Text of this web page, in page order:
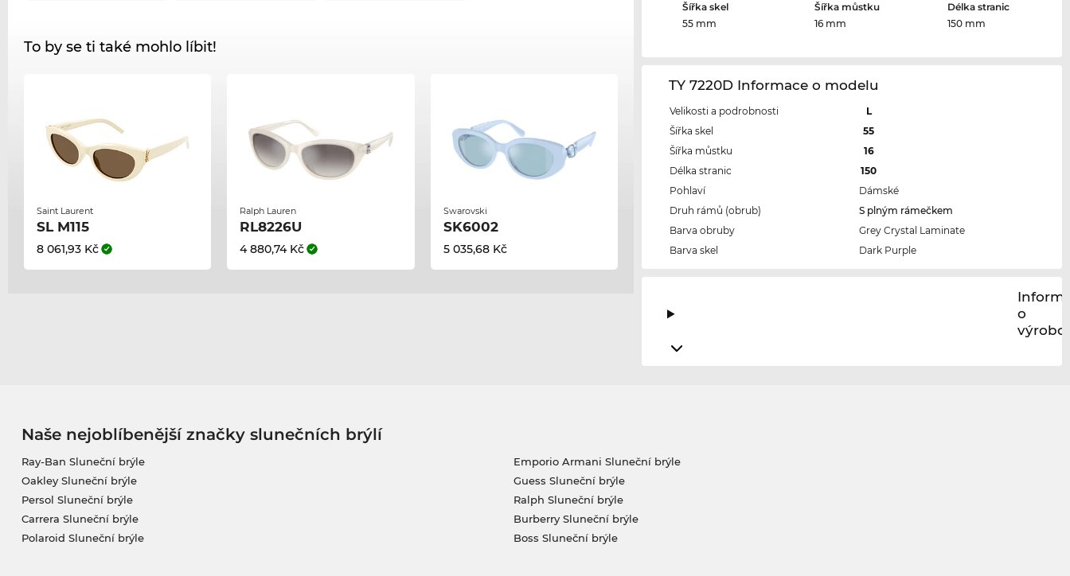
To by se ti také mohlo líbit!
Saint Laurent
SL M115
8 061,93 Kč
Ralph Lauren
RL8226U
4 880,74 Kč
Swarovski
SK6002
5 035,68 Kč
Šířka skel
55 mm
Šířka můstku
16 mm
Délka stranic
150 mm
TY 7220D Informace o modelu
Velikosti a podrobnosti
L
Šířka skel
55
Šířka můstku
16
Délka stranic
150
Pohlaví
Dámské
Druh rámů (obrub)
S plným rámečkem
Barva obruby
Grey Crystal Laminate
Barva skel
Dark Purple
o
výrobci
Naše nejoblíbenější značky slunečních brýlí
Ray-Ban Sluneční brýle
Oakley Sluneční brýle
Persol Sluneční brýle
Carrera Sluneční brýle
Polaroid Sluneční brýle
Emporio Armani Sluneční brýle
Guess Sluneční brýle
Ralph Sluneční brýle
Burberry Sluneční brýle
Boss Sluneční brýle